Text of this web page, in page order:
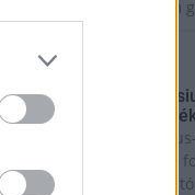
házaspár a pécsi múzeum
Országos hírek
Egy hét alatt közel 6
vizének
Egy hét alatt közel 6
vize: míg július 18-án 26,6
csak 20,8 fokos volt a